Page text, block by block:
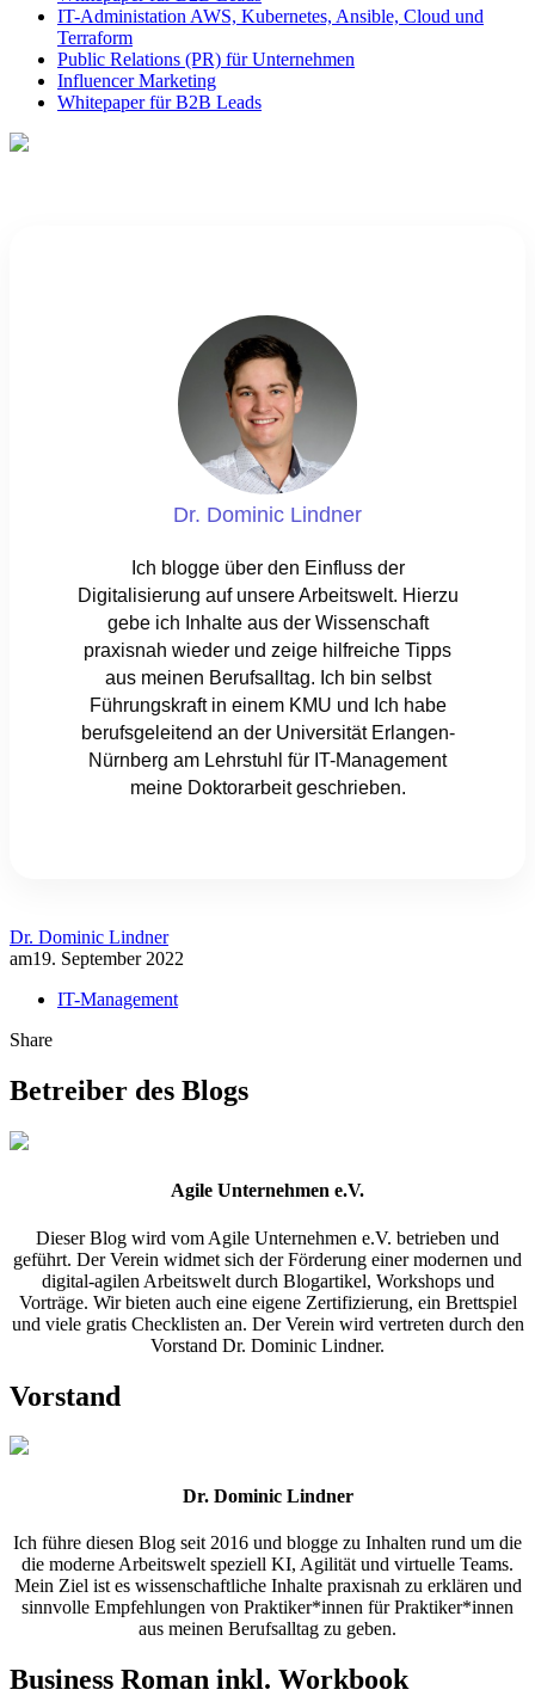
IT-Administation AWS, Kubernetes, Ansible, Cloud und
Terraform
Public Relations (PR) für Unternehmen
Influencer Marketing
Whitepaper für B2B Leads
Dr. Dominic Lindner
Ich blogge über den Einfluss der
Digitalisierung auf unsere Arbeitswelt. Hierzu
gebe ich Inhalte aus der Wissenschaft
praxisnah wieder und zeige hilfreiche Tipps
aus meinen Berufsalltag. Ich bin selbst
Führungskraft in einem KMU und Ich habe
berufsgeleitend an der Universität Erlangen-
Nürnberg am Lehrstuhl für IT-Management
meine Doktorarbeit geschrieben.
Dr. Dominic Lindner
am19. September 2022
IT-Management
Share
Betreiber des Blogs
Agile Unternehmen e.V.
Dieser Blog wird vom Agile Unternehmen e.V. betrieben und
geführt. Der Verein widmet sich der Förderung einer modernen und
digital-agilen Arbeitswelt durch Blogartikel, Workshops und
Vorträge. Wir bieten auch eine eigene Zertifizierung, ein Brettspiel
und viele gratis Checklisten an. Der Verein wird vertreten durch den
Vorstand Dr. Dominic Lindner.
Vorstand
Dr. Dominic Lindner
Ich führe diesen Blog seit 2016 und blogge zu Inhalten rund um die
die moderne Arbeitswelt speziell KI, Agilität und virtuelle Teams.
Mein Ziel ist es wissenschaftliche Inhalte praxisnah zu erklären und
sinnvolle Empfehlungen von Praktiker*innen für Praktiker*innen
aus meinen Berufsalltag zu geben.
Business Roman inkl. Workbook